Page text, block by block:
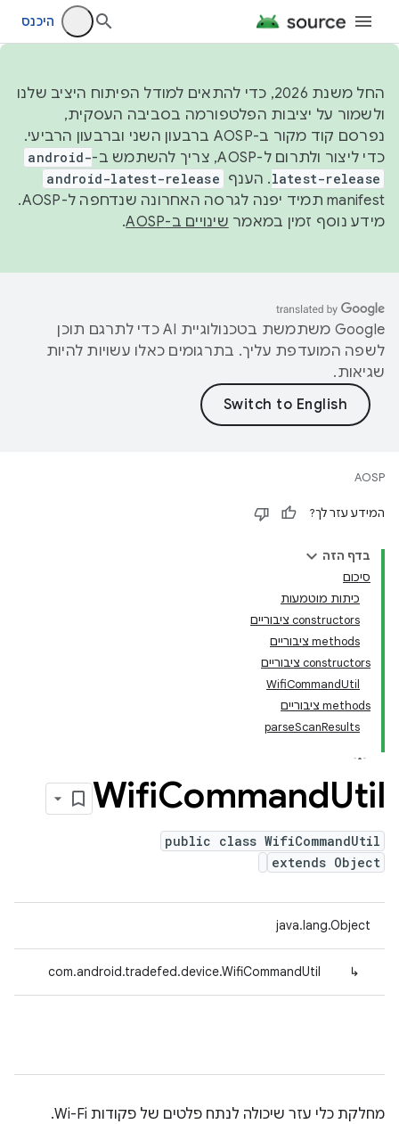
היכנס
החל משנת 2026, כדי להתאים למודל הפיתוח היציב שלנו
ולשמור על יציבות הפלטפורמה בסביבה העסקית,
נפרסם קוד מקור ב-AOSP ברבעון השני וברבעון הרביעי.
כדי ליצור ולתרום ל-AOSP, צריך להשתמש ב-
android-
latest-release. הענף android-latest-release
manifest תמיד יפנה לגרסה האחרונה שנדחפה ל-AOSP.
מידע נוסף זמין במאמר שינויים ב-AOSP .
‫Google משתמשת בטכנולוגיית AI כדי לתרגם תוכן
לשפה המועדפת עליך. בתרגומים כאלו עשויות להיות
שגיאות.
AOSP
המידע עזר לך?
בדף הזה
סיכום
כיתות מוטמעות
‫constructors ציבוריים
‫methods ציבוריים
‫constructors ציבוריים
WifiCommandUtil
‫methods ציבוריים
parseScanResults
WifiCommandUtil
public class WifiCommandUtil
extends Object
java.lang.Object
↳
com.android.tradefed.device.WifiCommandUtil
מחלקת כלי עזר שיכולה לנתח פלטים של פקודות Wi-Fi.